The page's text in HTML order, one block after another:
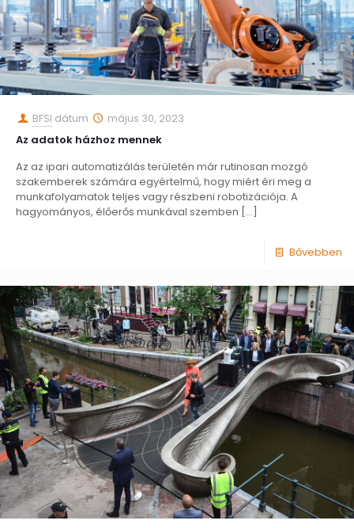
BFSI dátum
május 30, 2023
Az adatok házhoz mennek
Az az ipari automatizálás területén már rutinosan mozgó
szakemberek számára egyértelmű, hogy miért éri meg a
munkafolyamatok teljes vagy részbeni robotizációja. A
hagyományos, élőerős munkával szemben […]
Bővebben